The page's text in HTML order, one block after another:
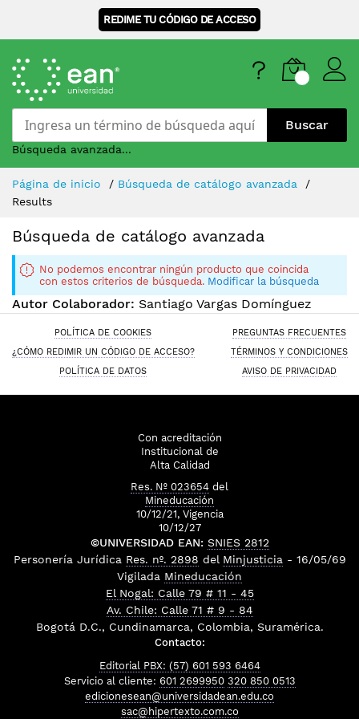
REDIME TU CÓDIGO DE ACCESO
Buscar
Búsqueda avanzada...
Skip
Content
Página de inicio
Búsqueda de catálogo avanzada
Results
Búsqueda de catálogo avanzada
No podemos encontrar ningún producto que coincida
con estos criterios de búsqueda. Modificar la búsqueda
Autor Colaborador: Santiago Vargas Domínguez
POLÍTICA DE COOKIES
PREGUNTAS FRECUENTES
¿CÓMO REDIMIR UN CÓDIGO DE ACCESO?
TÉRMINOS Y CONDICIONES
POLÍTICA DE DATOS
AVISO DE PRIVACIDAD
Con acreditación
Institucional de
Alta Calidad
Res. Nº 023654 del
Mineducación
10/12/21, Vigencia
10/12/27
©UNIVERSIDAD EAN: SNIES 2812
Personería Jurídica Res. nº. 2898 del Minjusticia - 16/05/69
Vigilada Mineducación
El Nogal: Calle 79 # 11 - 45
Av. Chile: Calle 71 # 9 - 84
Bogotá D.C., Cundinamarca, Colombia, Suramérica.
Contacto:
Editorial PBX: (57) 601 593 6464
Servicio al cliente: 601 2699950 320 850 0513
edicionesean@universidadean.edu.co
sac@hipertexto.com.co